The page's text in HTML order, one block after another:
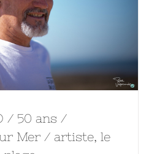
/ 50 ans /
Mer / artiste, le